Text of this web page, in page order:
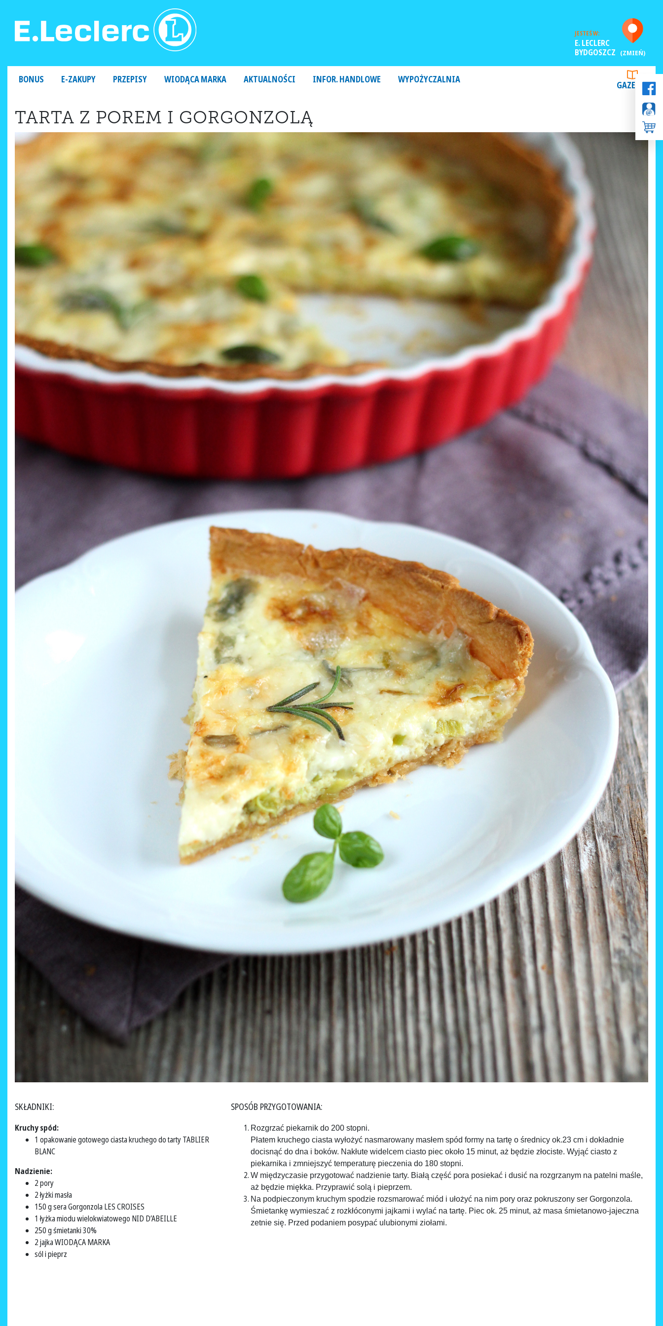
JESTEŚ W:
E. LECLERC
BYDGOSZCZ
(ZMIEŃ)
BONUS E-ZAKUPY PRZEPISY WIODĄCA MARKA AKTUALNOŚCI INFOR. HANDLOWE WYPOŻYCZALNIA GAZETKI
TARTA Z POREM I GORGONZOLĄ
SKŁADNIKI:
Kruchy spód:
1 opakowanie gotowego ciasta kruchego do tarty TABLIER
BLANC
Nadzienie:
2 pory
2 łyżki masła
150 g sera Gorgonzola LES CROISES
1 łyżka miodu wielokwiatowego NID D’ABEILLE
250 g śmietanki 30%
2 jajka WIODĄCA MARKA
sól i pieprz
SPOSÓB PRZYGOTOWANIA:
Rozgrzać piekarnik do 200 stopni.
Płatem kruchego ciasta wyłożyć nasmarowany masłem spód formy na tartę o średnicy ok.23 cm i dokładnie
docisnąć do dna i boków. Nakłute widelcem ciasto piec około 15 minut, aż będzie złociste. Wyjąć ciasto z
piekarnika i zmniejszyć temperaturę pieczenia do 180 stopni.
W międzyczasie przygotować nadzienie tarty. Białą część pora posiekać i dusić na rozgrzanym na patelni maśle,
aż będzie miękka. Przyprawić solą i pieprzem.
Na podpieczonym kruchym spodzie rozsmarować miód i ułożyć na nim pory oraz pokruszony ser Gorgonzola.
Śmietankę wymieszać z rozkłóconymi jajkami i wylać na tartę. Piec ok. 25 minut, aż masa śmietanowo-jajeczna
zetnie się. Przed podaniem posypać ulubionymi ziołami.